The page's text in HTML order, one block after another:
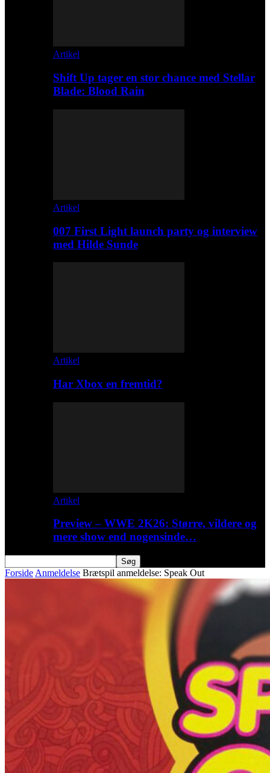
Artikel
Shift Up tager en stor chance med Stellar
Blade: Blood Rain
Artikel
007 First Light launch party og interview
med Hilde Sunde
Artikel
Har Xbox en fremtid?
Artikel
Preview – WWE 2K26: Større, vildere og
mere show end nogensinde…
Forside Anmeldelse Brætspil anmeldelse: Speak Out